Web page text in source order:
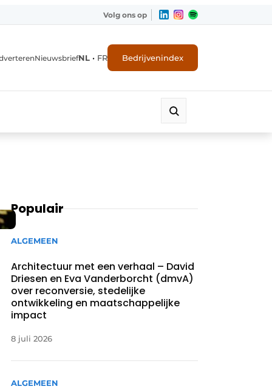
Volg ons op
NieuwsbriefNL • FR Bedrijvenindex
Populair
ALGEMEEN
Architectuur met een verhaal – David
Driesen en Eva Vanderborcht (dmvA)
over reconversie, stedelijke
ontwikkeling en maatschappelijke
impact
8 juli 2026
ALGEMEEN